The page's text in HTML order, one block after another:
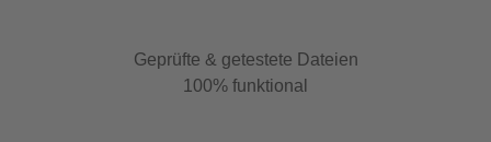
Geprüfte & getestete Dateien
100% funktional